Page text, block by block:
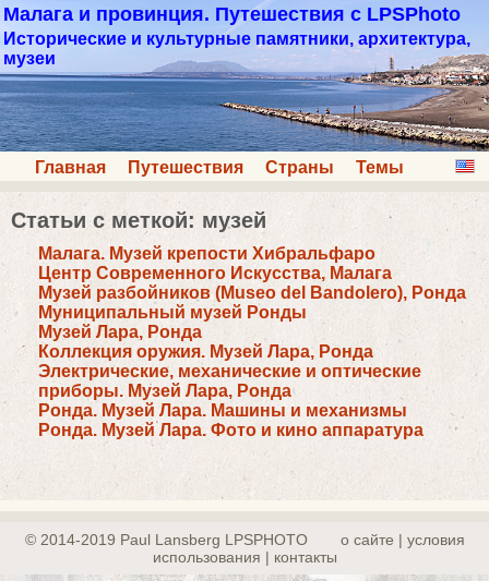
Малага и провинция. Путешествия с LPSPhoto
Исторические и культурные памятники, архитектура,
музеи
Главная Путешествия Страны Темы
Статьи с меткой: музей
Малага. Музей крепости Хибральфарo
Центр Современного Искусства, Малага
Музей разбойников (Museo del Bandolero), Ронда
Муниципальный музей Ронды
Музей Лара, Ронда
Коллекция оружия. Музей Лара, Ронда
Электрические, механические и оптические
приборы. Музей Лара, Ронда
Ронда. Музей Лара. Машины и механизмы
Ронда. Музей Лара. Фото и кино аппаратура
© 2014-2019 Paul Lansberg LPSPHOTO
о сайте | yсловия
использования | контакты